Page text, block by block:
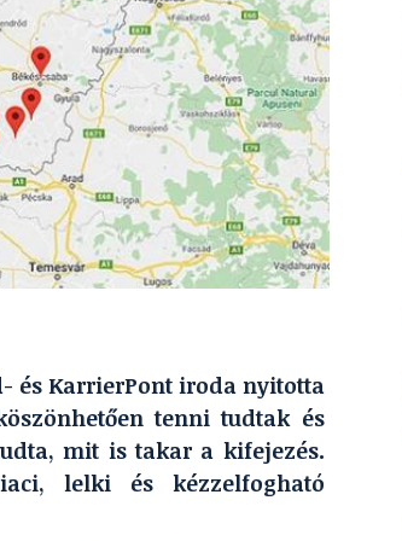
és KarrierPont iroda nyitotta
tenni tudtak és
mit is takar a kifejezés.
lelki és kézzelfogható